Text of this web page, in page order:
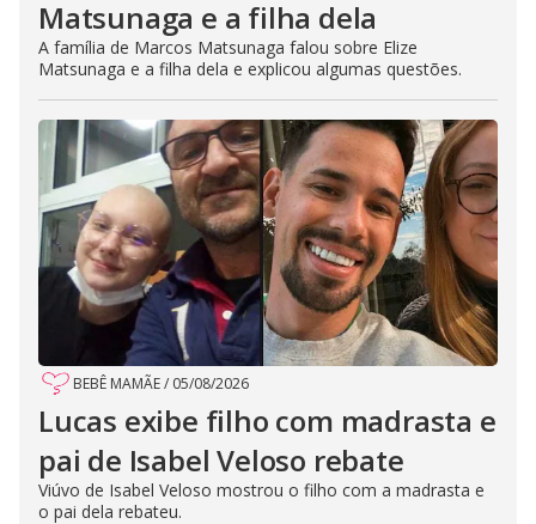
Matsunaga e a filha dela
A família de Marcos Matsunaga falou sobre Elize
Matsunaga e a filha dela e explicou algumas questões.
BEBÊ MAMÃE/ 05/08/2026
Lucas exibe filho com madrasta e
pai de Isabel Veloso rebate
Viúvo de Isabel Veloso mostrou o filho com a madrasta e
o pai dela rebateu.